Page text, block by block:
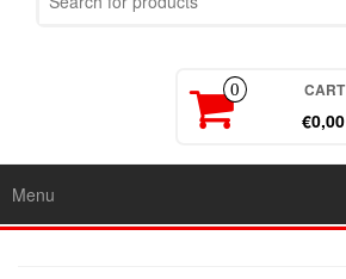
0 CART
€0,00
Menu